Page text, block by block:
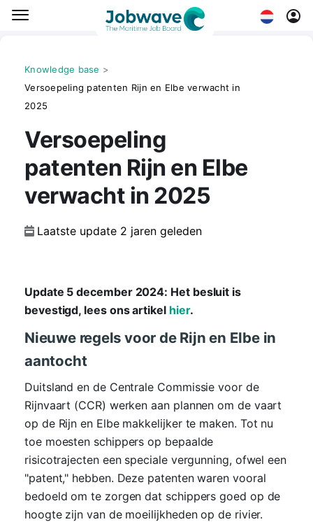
Knowledge base >
Versoepeling patenten Rijn en Elbe verwacht in
2025
Versoepeling
patenten Rijn en Elbe
verwacht in 2025
Laatste update 2 jaren geleden
Update 5 december 2024: Het besluit is
bevestigd, lees ons artikel hier.
Nieuwe regels voor de Rijn en Elbe in
aantocht
Duitsland en de Centrale Commissie voor de
Rijnvaart (CCR) werken aan plannen om de vaart
op de Rijn en Elbe makkelijker te maken. Tot nu
toe moesten schippers op bepaalde
risicotrajecten een speciale vergunning, ofwel een
"patent," hebben. Deze patenten waren vooral
bedoeld om te zorgen dat schippers goed op de
hoogte zijn van de moeilijkheden op de rivier.